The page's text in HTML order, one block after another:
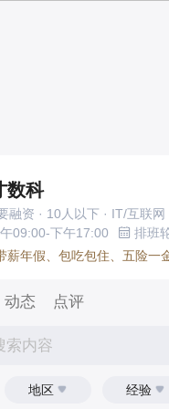
数科
融资 · 10人以下 · IT/互联网
午09:00-下午17:00
排班
薪年假、包吃包住、五险一
动态 点评
索内容
地区 经验